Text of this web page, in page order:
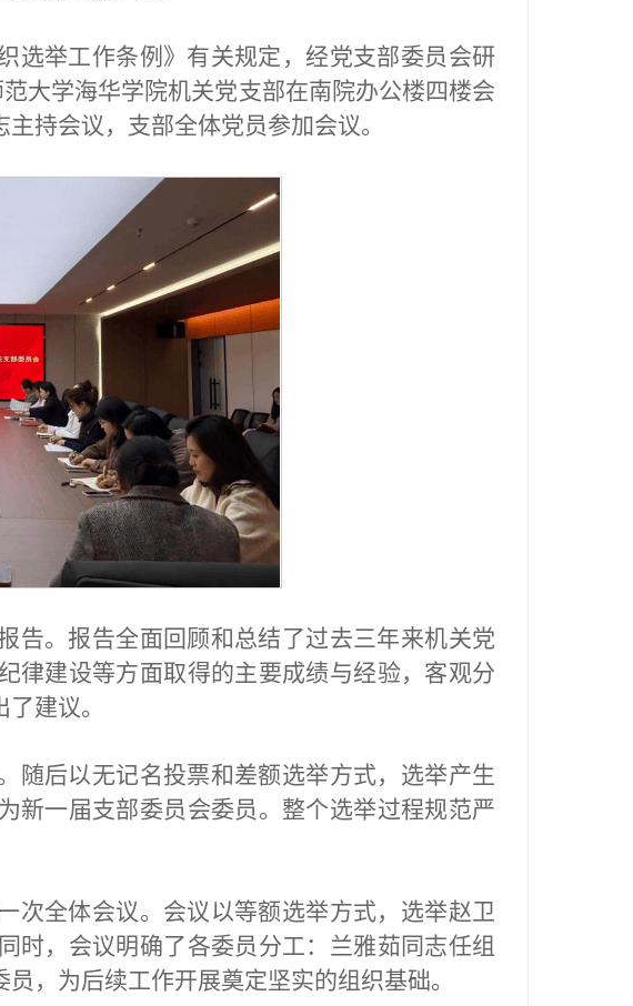
选举工作条例》有关规定，经党支部委员会研
大学海华学院机关党支部在南院办公楼四楼会
持会议，支部全体党员参加会议。
告。报告全面回顾和总结了过去三年来机关党
律建设等方面取得的主要成绩与经验，客观分
建议。
随后以无记名投票和差额选举方式，选举产生
新一届支部委员会委员。整个选举过程规范严
次全体会议。会议以等额选举方式，选举赵卫
时，会议明确了各委员分工：兰雅茹同志任组
，为后续工作开展奠定坚实的组织基础。